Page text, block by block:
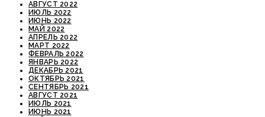
АВГУСТ 2022
ИЮЛЬ 2022
ИЮНЬ 2022
МАЙ 2022
АПРЕЛЬ 2022
МАРТ 2022
ФЕВРАЛЬ 2022
ЯНВАРЬ 2022
ДЕКАБРЬ 2021
ОКТЯБРЬ 2021
СЕНТЯБРЬ 2021
АВГУСТ 2021
ИЮЛЬ 2021
ИЮНЬ 2021